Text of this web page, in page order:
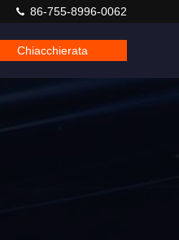
86-755-8996-0062
Chiacchierata